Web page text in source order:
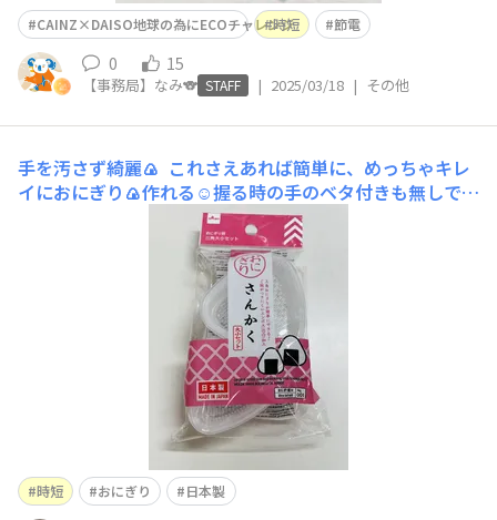
CAINZ×DAISO地球の為にECOチャレンジ
時短 節電
0 15
【事務局】なみ🐨 STAFF | 2025/03/18 | その他
手を汚さず綺麗🍙 これさえあれば簡単に、めっちゃキレ
イにおにぎり🍙作れる☺️握る時の手のベタ付きも無しで、
中に入れる具も入れやすい( ˙³˙)♡次から次へと作れ
る！ 最後海苔を巻く時は素手だと手がベタつくけど最後
だけだから終わったら洗えば良し✌️ 嬉しい日本製🇯🇵☺️
時短 おにぎり 日本製